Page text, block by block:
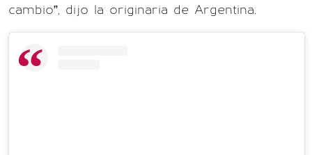
cambio”, dijo la originaria de Argentina.